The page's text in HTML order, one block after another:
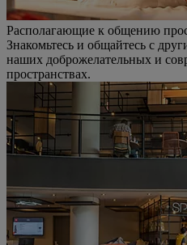
Располагающие к общению
Знакомьтесь и общайтесь с
наших доброжелательных и
пространствах.